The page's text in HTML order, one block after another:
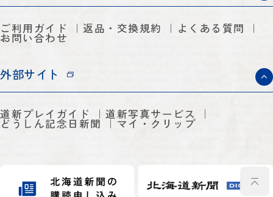
ご利用ガイド 返品・交換規約 よくある質問
お問い合わせ
外部サイト
道新プレイガイド 道新写真サービス
どうしん記念日新聞 マイ・クリップ